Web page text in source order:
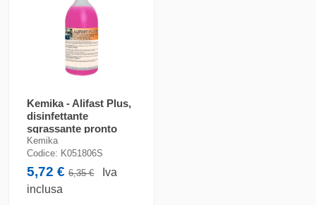
Kemika - Alifast Plus,
disinfettante
sgrassante pronto
all'uso (flacone da
750 ml)
Kemika
Codice: K051806S
5,72 €6,35 €
Iva
inclusa